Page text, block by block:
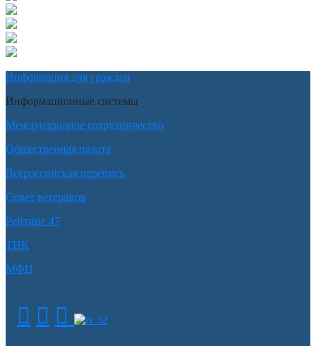
Информация для граждан
Информационные системы
Международное сотрудничество
Общественная палата
Всероссийская перепись
Совет ветеранов
Рейтинг 47
ТИК
МФЦ